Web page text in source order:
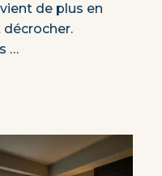
de plus en
…